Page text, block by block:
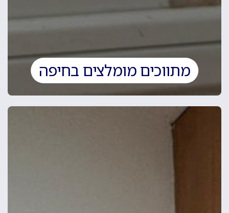
מתווכים מומלצים בחיפה